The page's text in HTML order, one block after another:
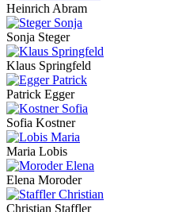
Heinrich Abram
Sonja Steger
Klaus Springfeld
Patrick Egger
Sofia Kostner
Maria Lobis
Elena Moroder
Christian Staffler